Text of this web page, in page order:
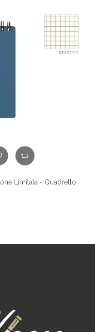
Limitata - Quadretto